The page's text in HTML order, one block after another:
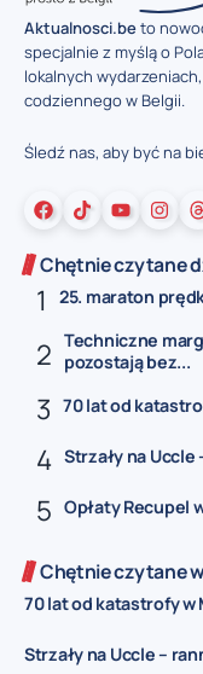
Aktualnosci.beto
specjalnie z myślą o
lokalnych
codziennego w Belgii.
Śledź nas, aby być na
Chętnie czytane
25. maraton
Techniczne
pozostają bez...
70 lat od
Strzały na Uccle
Opłaty Recupel
Chętnie czytane
70 lat od katastrofy w
Strzały na Uccle –